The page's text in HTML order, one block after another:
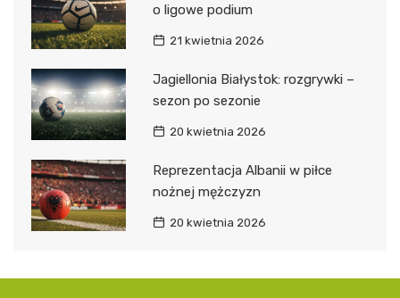
o ligowe podium
21 kwietnia 2026
Jagiellonia Białystok: rozgrywki –
sezon po sezonie
20 kwietnia 2026
Reprezentacja Albanii w piłce
nożnej mężczyzn
20 kwietnia 2026